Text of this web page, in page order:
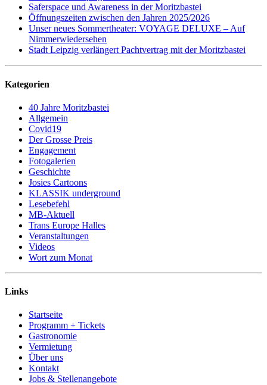
Saferspace und Awareness in der Moritzbastei
Öffnungszeiten zwischen den Jahren 2025/2026
Unser neues Sommertheater: VOYAGE DELUXE – Auf
Nimmerwiedersehen
Stadt Leipzig verlängert Pachtvertrag mit der Moritzbastei
Kategorien
40 Jahre Moritzbastei
Allgemein
Covid19
Der Grosse Preis
Engagement
Fotogalerien
Geschichte
Josies Cartoons
KLASSIK underground
Lesebefehl
MB-Aktuell
Trans Europe Halles
Veranstaltungen
Videos
Wort zum Monat
Links
Startseite
Programm + Tickets
Gastronomie
Vermietung
Über uns
Kontakt
Jobs & Stellenangebote